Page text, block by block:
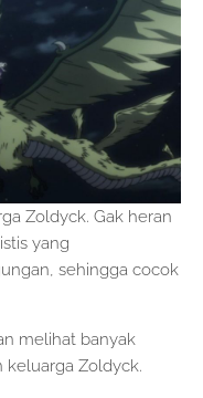
Zoldyck. Gak heran
yang
sehingga cocok
melihat banyak
keluarga Zoldyck.